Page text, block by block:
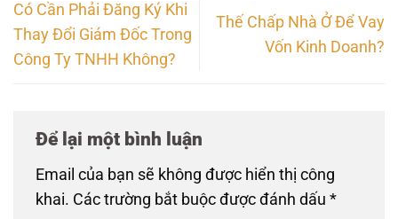
Có Cần Phải Đăng Ký Khi
Thay Đổi Giám Đốc Trong
Công Ty TNHH Không?
Thế Chấp Nhà Ở Để Vay
Vốn Kinh Doanh?
Để lại một bình luận
Email của bạn sẽ không được hiển thị công
khai. Các trường bắt buộc được đánh dấu *